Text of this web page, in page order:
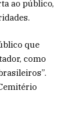
ao público,
que
como